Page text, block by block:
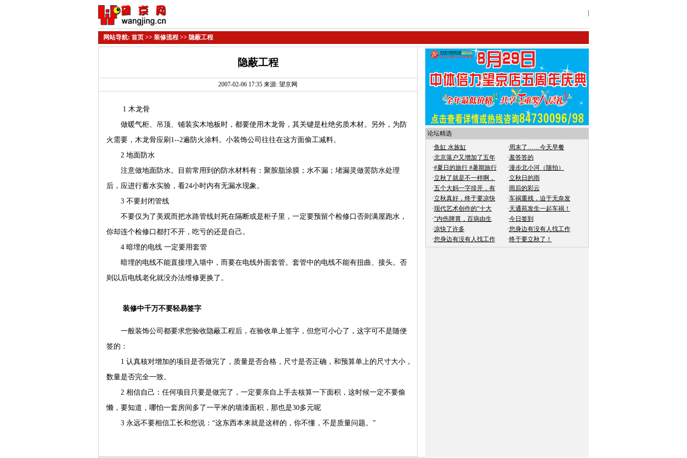
网站导航: 首页 >> 装修流程 >> 隐蔽工程
隐蔽工程
2007-02-06 17:35 来源: 望京网
1 木龙骨
做暖气柜、吊顶、铺装实木地板时，都要使用木龙骨，其关键是杜绝劣质木材。另外，为防
火需要，木龙骨应刷1--2遍防火涂料。小装饰公司往往在这方面偷工减料。
2 地面防水
注意做地面防水。目前常用到的防水材料有：聚胺脂涂膜；水不漏；堵漏灵做罢防水处理
后，应进行蓄水实验，看24小时内有无漏水现象。
3 不要封闭管线
不要仅为了美观而把水路管线封死在隔断或是柜子里，一定要预留个检修口否则满屋跑水，
你却连个检修口都打不开，吃亏的还是自己。
4 暗埋的电线 一定要用套管
暗埋的电线不能直接埋入墙中，而要在电线外面套管。套管中的电线不能有扭曲、接头。否
则以后电线老化就没办法维修更换了。
装修中千万不要轻易签字
一般装饰公司都要求您验收隐蔽工程后，在验收单上签字，但您可小心了，这字可不是随便
签的：
1 认真核对增加的项目是否做完了，质量是否合格，尺寸是否正确，和预算单上的尺寸大小，
数量是否完全一致。
2 相信自己：任何项目只要是做完了，一定要亲自上手去核算一下面积，这时候一定不要偷
懒，要知道，哪怕一套房间多了一平米的墙漆面积，那也是30多元呢
3 永远不要相信工长和您说：“这东西本来就是这样的，你不懂，不是质量问题。”
论坛精选
·鱼缸 水族缸 ·周末了……今天早餐
·北京落户又增加了五年 ·羞答答的
·#夏日的旅行 #暑期旅行 ·漫步北小河（随拍）
·立秋了就是不一样啊， ·立秋日的雨
·五个大妈一字排开，有 ·雨后的彩云
·立秋真好，终于要凉快 ·车祸重残，迫于无奈发
·现代艺术创作的“十大 ·天通苑发生一起车祸！
·“内伤脾胃，百病由生 ·今日签到
·凉快了许多 ·您身边有没有人找工作
·您身边有没有人找工作 ·终于要立秋了！